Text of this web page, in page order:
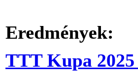
Eredmények:
TTT Kupa